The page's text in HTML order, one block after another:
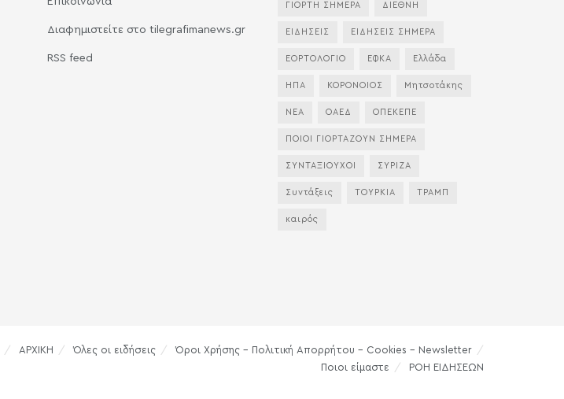
Διαφημιστείτε στο tilegrafimanews.gr
RSS feed
ΓΙΟΡΤΗ ΣΗΜΕΡΑ ΔΙΕΘΝΗ
ΕΙΔΗΣΕΙΣ ΕΙΔΗΣΕΙΣ ΣΗΜΕΡΑ
ΕΟΡΤΟΛΟΓΙΟ ΕΦΚΑ Ελλάδα
ΗΠΑ ΚΟΡΟΝΟΙΟΣ Μητσοτάκης
ΝΕΑ ΟΑΕΔ ΟΠΕΚΕΠΕ
ΠΟΙΟΙ ΓΙΟΡΤΑΖΟΥΝ ΣΗΜΕΡΑ
ΣΥΝΤΑΞΙΟΥΧΟΙ ΣΥΡΙΖΑ
Συντάξεις ΤΟΥΡΚΙΑ ΤΡΑΜΠ
καιρός
ΑΡΧΙΚΗ Όλες οι ειδήσεις
Όροι Χρήσης – Πολιτική Απορρήτου – Cookies – Newsletter
Ποιοι είμαστε
ΡΟΗ ΕΙΔΗΣΕΩΝ